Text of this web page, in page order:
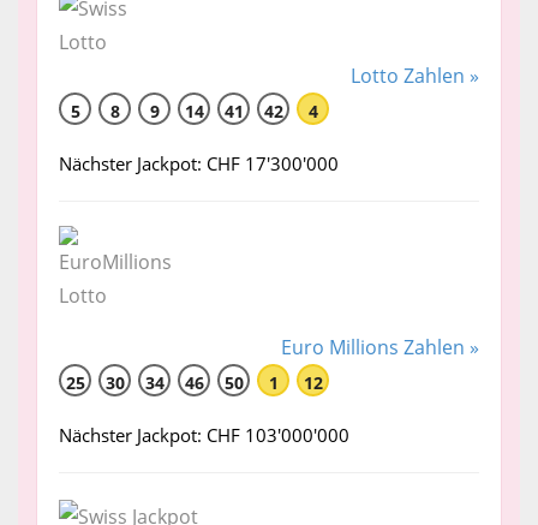
Lotto Zahlen »
5 8 9 14 41 42 4
Nächster Jackpot: CHF 17'300'000
Euro Millions Zahlen »
25 30 34 46 50 1 12
Nächster Jackpot: CHF 103'000'000